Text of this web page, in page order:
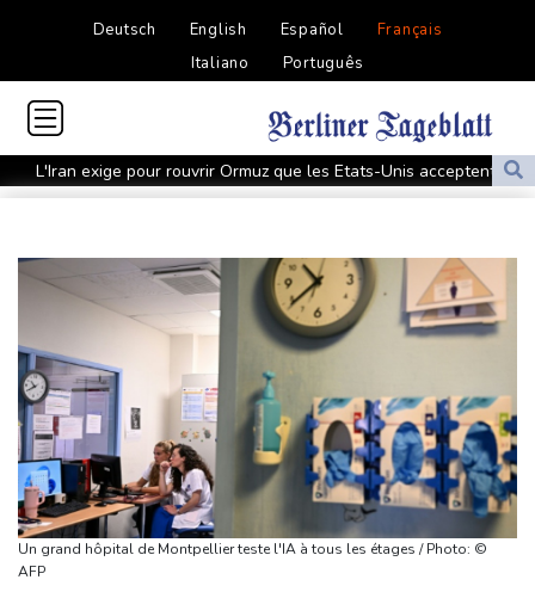
Deutsch English Español
Français
Italiano
Português
L'Iran exige pour rouvrir Ormuz que les Etats-Unis acceptent
"toutes" ses conditions
Vaste feu de forêt dans l'ouest du Canada: 20.000 évacués, l'état
d'urgence déclaré
L'Indonésie saisit 1,3 tonne de kétamine, une des plus grosses
prises jamais réalisées
L'auteur de la tuerie en Thaïlande avait déjà apporté une
carabine à air comprimé à l'école selon la police
Hong Kong enregistre un record de chaleur absolu à 36,9°C
Des échanges de frappes font cinq morts en Ukraine et en
Russie
Un grand hôpital de Montpellier teste l'IA à tous les étages / Photo: ©
AFP